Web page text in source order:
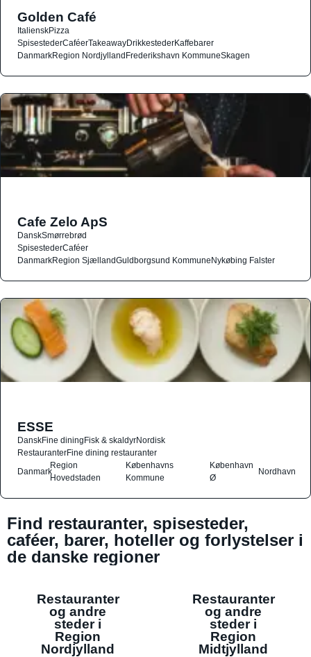
Golden Café
ItalienskPizza
SpisestederCaféerTakeawayDrikkestederKaffebarer
DanmarkRegion NordjyllandFrederikshavn KommuneSkagen
Cafe Zelo ApS
DanskSmørrebrød
SpisestederCaféer
DanmarkRegion SjællandGuldborgsund KommuneNykøbing Falster
ESSE
DanskFine diningFisk & skaldyrNordisk
RestauranterFine dining restauranter
Danmark
Region
Hovedstaden
Københavns
Kommune
København
Ø
Nordhavn
Find restauranter, spisesteder,
caféer, barer, hoteller og forlystelser i
de danske regioner
Restauranter
og andre
steder i
Region
Nordjylland
Restauranter
og andre
steder i
Region
Midtjylland